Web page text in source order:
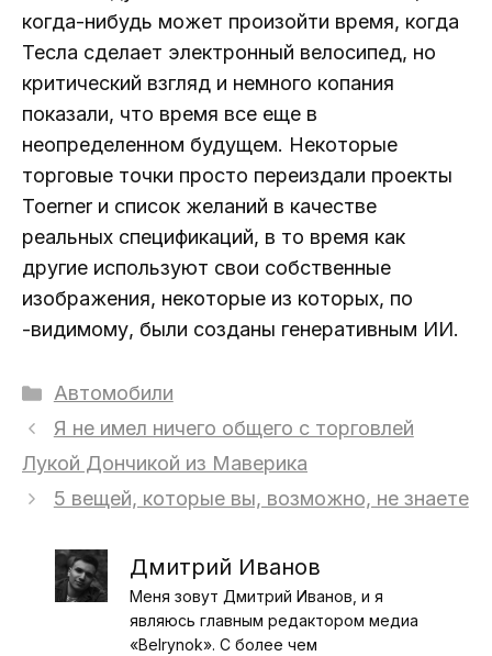
когда-нибудь может произойти время, когда
Тесла сделает электронный велосипед, но
критический взгляд и немного копания
показали, что время все еще в
неопределенном будущем. Некоторые
торговые точки просто переиздали проекты
Toerner и список желаний в качестве
реальных спецификаций, в то время как
другие используют свои собственные
изображения, некоторые из которых, по
-видимому, были созданы генеративным ИИ.
Рубрики
Автомобили
Я не имел ничего общего с торговлей
Лукой Дончикой из Маверика
5 вещей, которые вы, возможно, не знаете
Дмитрий Иванов
Меня зовут Дмитрий Иванов, и я
являюсь главным редактором медиа
«Belrynok». С более чем